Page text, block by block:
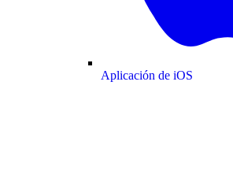
Aplicación de iOS